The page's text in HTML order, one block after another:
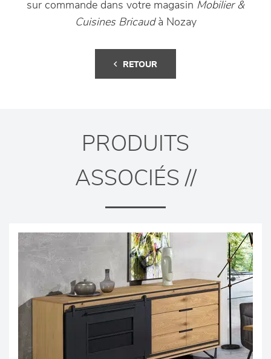
sur commande dans votre magasin Mobilier &
Cuisines Bricaudà Nozay
RETOUR
PRODUITS
ASSOCIÉS //